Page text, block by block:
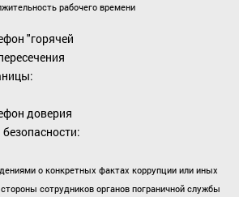
рабочего времени
"горячей
доверия
о конкретных фактах коррупции или иных
сотрудников органов пограничной службы